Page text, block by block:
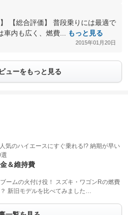
【総合評価】 普段乗りには最適で
車内も広く、燃費...
もっと見る
2015年01月20日
ューをもっと見る
気のハイエースにすぐ乗れる!? 納期が早い
＆維持費
ームの火付け役！ スズキ・ワゴンRの燃費
新旧モデルを比べてみました…